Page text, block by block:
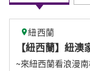
南極光10天